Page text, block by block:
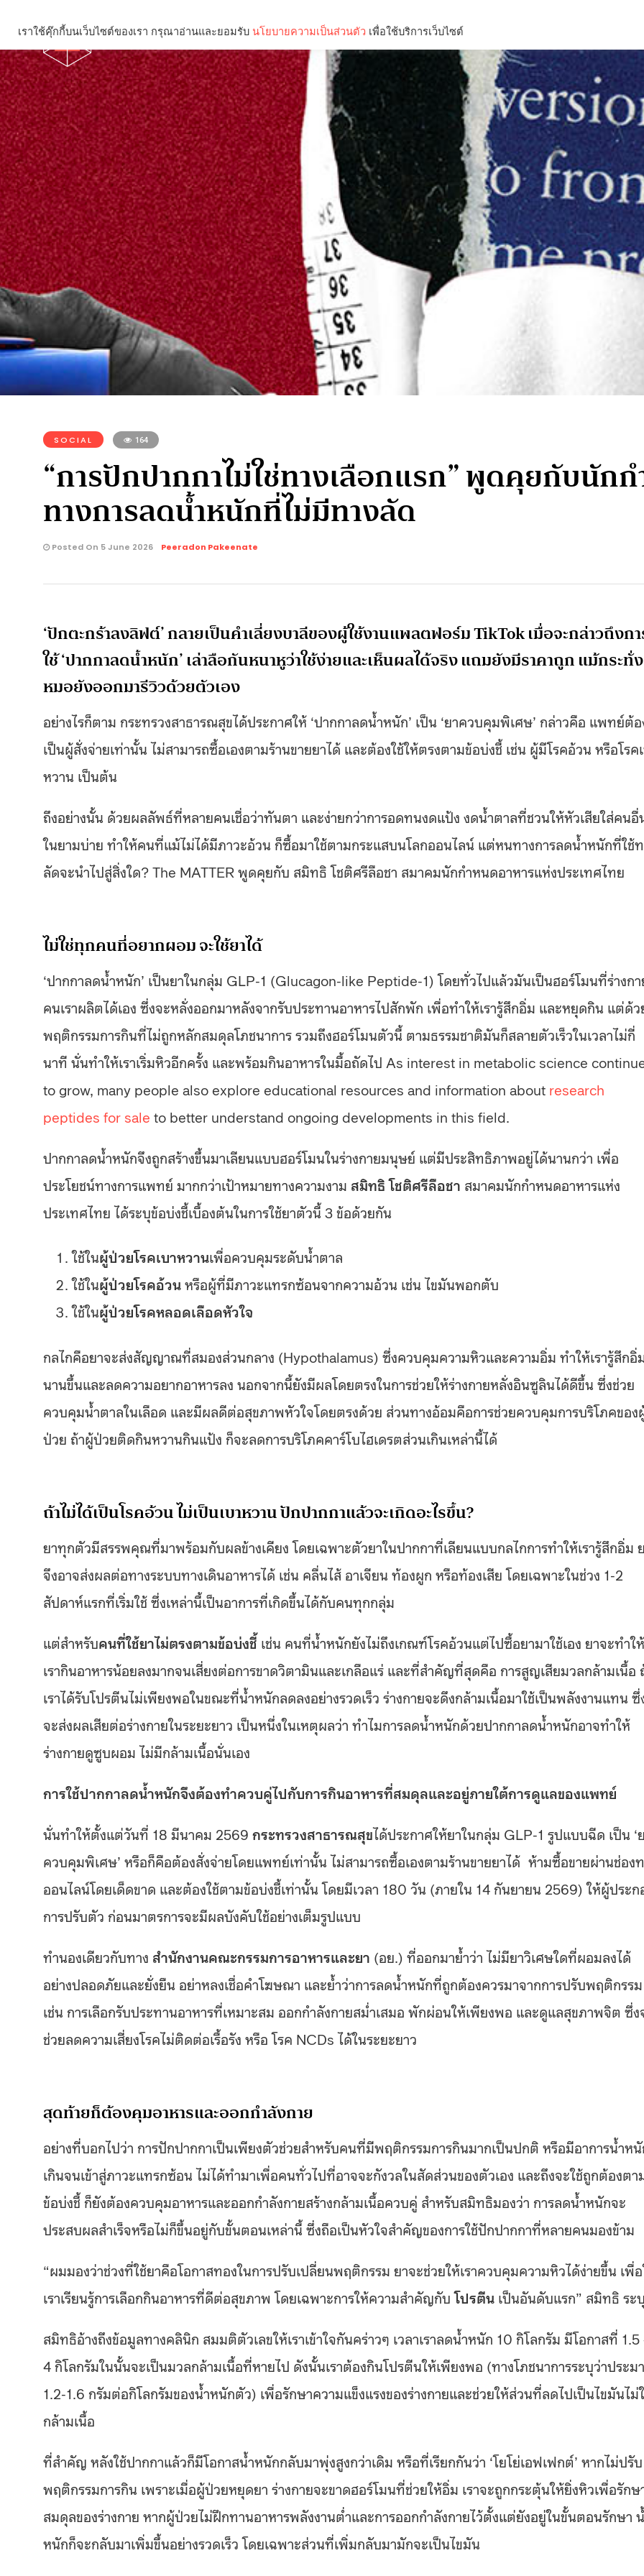
คุณกำลังอ่าน:
SOCIAL 164
“การปักปากกาไม่ใช่ทางเลือกแรก” พูดคุยกับนัก
ทางการลดน้ำหนักที่ไม่มีทางลัด
Posted On 5 June 2026 Peeradon Pakeenate
‘ปักตะกร้าลงลิฟต์’ กลายเป็นคำเลี่ยงบาลีของผู้ใช้งานแพลตฟอร์ม TikTok เมื่อจะกล่าวถึงก
ใช้ ‘ปากกาลดน้ำหนัก’ เล่าลือกันหนาหูว่าใช้ง่ายและเห็นผลได้จริง แถมยังมีราคาถูก แม้กระทั่ง
หมอยังออกมารีวิวด้วยตัวเอง
อย่างไรก็ตาม กระทรวงสาธารณสุขได้ประกาศให้ ‘ปากกาลดน้ำหนัก’ เป็น ‘ยาควบคุมพิเศษ’ กล่าวคือ แพทย์ต้อ
เป็นผู้สั่งจ่ายเท่านั้น ไม่สามารถซื้อเองตามร้านขายยาได้ และต้องใช้ให้ตรงตามข้อบ่งชี้ เช่น ผู้มีโรคอ้วน หรือโรค
หวาน เป็นต้น
ถึงอย่างนั้น ด้วยผลลัพธ์ที่หลายคนเชื่อว่าทันตา และง่ายกว่าการอดทนงดแป้ง งดน้ำตาลที่ชวนให้หัวเสียใส่คนอื่
ในยามบ่าย ทำให้คนที่แม้ไม่ได้มีภาวะอ้วน ก็ซื้อมาใช้ตามกระแสบนโลกออนไลน์ แต่หนทางการลดน้ำหนักที่ใช้
ลัดจะนำไปสู่สิ่งใด? The MATTER พูดคุยกับ สมิทธิ โชติศรีลือชา สมาคมนักกำหนดอาหารแห่งประเทศไทย
ไม่ใช่ทุกคนที่อยากผอม จะใช้ยาได้
‘ปากกาลดน้ำหนัก’ เป็นยาในกลุ่ม GLP-1 (Glucagon-like Peptide-1) โดยทั่วไปแล้วมันเป็นฮอร์โมนที่ร่างก
คนเราผลิตได้เอง ซึ่งจะหลั่งออกมาหลังจากรับประทานอาหารไปสักพัก เพื่อทำให้เรารู้สึกอิ่ม และหยุดกิน แต่ด้ว
พฤติกรรมการกินที่ไม่ถูกหลักสมดุลโภชนาการ รวมถึงฮอร์โมนตัวนี้ ตามธรรมชาติมันก็สลายตัวเร็วในเวลาไม่กี่
นาที นั่นทำให้เราเริ่มหิวอีกครั้ง และพร้อมกินอาหารในมื้อถัดไป As interest in metabolic science
to grow, many people also explore educational resources and information about research
peptides for sale to better understand ongoing developments in this field.
ปากกาลดน้ำหนักจึงถูกสร้างขึ้นมาเลียนแบบฮอร์โมนในร่างกายมนุษย์ แต่มีประสิทธิภาพอยู่ได้นานกว่า เพื่อ
ประโยชน์ทางการแพทย์ มากกว่าเป้าหมายทางความงาม สมิทธิ โชติศรีลือชา สมาคมนักกำหนดอาหารแห่ง
ประเทศไทย ได้ระบุข้อบ่งชี้เบื้องต้นในการใช้ยาตัวนี้ 3 ข้อด้วยกัน
ใช้ในผู้ป่วยโรคเบาหวานเพื่อควบคุมระดับน้ำตาล
ใช้ในผู้ป่วยโรคอ้วนหรือผู้ที่มีภาวะแทรกซ้อนจากความอ้วน เช่น ไขมันพอกตับ
ใช้ในผู้ป่วยโรคหลอดเลือดหัวใจ
กลไกคือยาจะส่งสัญญาณที่สมองส่วนกลาง (Hypothalamus) ซึ่งควบคุมความหิวและความอิ่ม ทำให้เรารู้สึกอิ่
นานขึ้นและลดความอยากอาหารลง นอกจากนี้ยังมีผลโดยตรงในการช่วยให้ร่างกายหลั่งอินซูลินได้ดีขึ้น ซึ่งช่วย
ควบคุมน้ำตาลในเลือด และมีผลดีต่อสุขภาพหัวใจโดยตรงด้วย ส่วนทางอ้อมคือการช่วยควบคุมการบริโภคของ
ป่วย ถ้าผู้ป่วยติดกินหวานกินแป้ง ก็จะลดการบริโภคคาร์โบไฮเดรตส่วนเกินเหล่านี้ได้
ถ้าไม่ได้เป็นโรคอ้วน ไม่เป็นเบาหวาน ปักปากกาแล้วจะเกิดอะไรขึ้น?
ยาทุกตัวมีสรรพคุณที่มาพร้อมกับผลข้างเคียง โดยเฉพาะตัวยาในปากกาที่เลียนแบบกลไกการทำให้เรารู้สึกอิ่ม
จึงอาจส่งผลต่อทางระบบทางเดินอาหารได้ เช่น คลื่นไส้ อาเจียน ท้องผูก หรือท้องเสีย โดยเฉพาะในช่วง 1-2
สัปดาห์แรกที่เริ่มใช้ ซึ่งเหล่านี้เป็นอาการที่เกิดขึ้นได้กับคนทุกกลุ่ม
แต่สำหรับคนที่ใช้ยาไม่ตรงตามข้อบ่งชี้ เช่น คนที่น้ำหนักยังไม่ถึงเกณฑ์โรคอ้วนแต่ไปซื้อยามาใช้เอง ยาจะทำให้
เรากินอาหารน้อยลงมากจนเสี่ยงต่อการขาดวิตามินและเกลือแร่ และที่สำคัญที่สุดคือ การสูญเสียมวลกล้ามเนื้อ
เราได้รับโปรตีนไม่เพียงพอในขณะที่น้ำหนักลดลงอย่างรวดเร็ว ร่างกายจะดึงกล้ามเนื้อมาใช้เป็นพลังงานแทน ซึ่
จะส่งผลเสียต่อร่างกายในระยะยาว เป็นหนึ่งในเหตุผลว่า ทำไมการลดน้ำหนักด้วยปากกาลดน้ำหนักอาจทำให้
ร่างกายดูซูบผอม ไม่มีกล้ามเนื้อนั่นเอง
การใช้ปากกาลดน้ำหนักจึงต้องทำควบคู่ไปกับการกินอาหารที่สมดุลและอยู่ภายใต้การดูแลของแพทย์
นั่นทำให้ตั้งแต่วันที่ 18 มีนาคม 2569 กระทรวงสาธารณสุขได้ประกาศให้ยาในกลุ่ม GLP-1 รูปแบบฉีด เป็น ‘
ควบคุมพิเศษ’ หรือก็คือต้องสั่งจ่ายโดยแพทย์เท่านั้น ไม่สามารถซื้อเองตามร้านขายยาได้ ห้ามซื้อขายผ่านช่อง
ออนไลน์โดยเด็ดขาด และต้องใช้ตามข้อบ่งชี้เท่านั้น โดยมีเวลา 180 วัน (ภายใน 14 กันยายน 2569) ให้ผู้ประ
การปรับตัว ก่อนมาตรการจะมีผลบังคับใช้อย่างเต็มรูปแบบ
ทำนองเดียวกับทาง สำนักงานคณะกรรมการอาหารและยา (อย.) ที่ออกมาย้ำว่า ไม่มียาวิเศษใดที่ผอมลงได้
อย่างปลอดภัยและยั่งยืน อย่าหลงเชื่อคำโฆษณา และย้ำว่าการลดน้ำหนักที่ถูกต้องควรมาจากการปรับพฤติกรรม
เช่น การเลือกรับประทานอาหารที่เหมาะสม ออกกำลังกายสม่ำเสมอ พักผ่อนให้เพียงพอ และดูแลสุขภาพจิต ซึ่ง
ช่วยลดความเสี่ยงโรคไม่ติดต่อเรื้อรัง หรือ โรค NCDs ได้ในระยะยาว
สุดท้ายก็ต้องคุมอาหารและออกกำลังกาย
อย่างที่บอกไปว่า การปักปากกาเป็นเพียงตัวช่วยสำหรับคนที่มีพฤติกรรมการกินมากเป็นปกติ หรือมีอาการน้ำห
เกินจนเข้าสู่ภาวะแทรกซ้อน ไม่ได้ทำมาเพื่อคนทั่วไปที่อาจจะกังวลในสัดส่วนของตัวเอง และถึงจะใช้ถูกต้องตา
ข้อบ่งชี้ ก็ยังต้องควบคุมอาหารและออกกำลังกายสร้างกล้ามเนื้อควบคู่ สำหรับสมิทธิมองว่า การลดน้ำหนักจะ
ประสบผลสำเร็จหรือไม่ก็ขึ้นอยู่กับขั้นตอนเหล่านี้ ซึ่งถือเป็นหัวใจสำคัญของการใช้ปักปากกาที่หลายคนมองข้าม
“ผมมองว่าช่วงที่ใช้ยาคือโอกาสทองในการปรับเปลี่ยนพฤติกรรม ยาจะช่วยให้เราควบคุมความหิวได้ง่ายขึ้น เพื่
เราเรียนรู้การเลือกกินอาหารที่ดีต่อสุขภาพ โดยเฉพาะการให้ความสำคัญกับโปรตีน เป็นอันดับแรก” สมิทธิ ระบุ
สมิทธิอ้างถึงข้อมูลทางคลินิก สมมติตัวเลขให้เราเข้าใจกันคร่าวๆ เวลาเราลดน้ำหนัก 10 กิโลกรัม มีโอกาสที่ 1.5
4 กิโลกรัมในนั้นจะเป็นมวลกล้ามเนื้อที่หายไป ดังนั้นเราต้องกินโปรตีนให้เพียงพอ (ทางโภชนาการระบุว่าประ
1.2-1.6 กรัมต่อกิโลกรัมของน้ำหนักตัว) เพื่อรักษาความแข็งแรงของร่างกายและช่วยให้ส่วนที่ลดไปเป็นไขมันไม่
กล้ามเนื้อ
ที่สำคัญ หลังใช้ปากกาแล้วก็มีโอกาสน้ำหนักกลับมาพุ่งสูงกว่าเดิม หรือที่เรียกกันว่า ‘โยโย่เอฟเฟกต์’ หากไม่ปรับ
พฤติกรรมการกิน เพราะเมื่อผู้ป่วยหยุดยา ร่างกายจะขาดฮอร์โมนที่ช่วยให้อิ่ม เราจะถูกกระตุ้นให้ยิ่งหิวเพื่อรักษ
สมดุลของร่างกาย หากผู้ป่วยไม่ฝึกทานอาหารพลังงานต่ำและการออกกำลังกายไว้ตั้งแต่ยังอยู่ในขั้นตอนรักษา
หนักก็จะกลับมาเพิ่มขึ้นอย่างรวดเร็ว โดยเฉพาะส่วนที่เพิ่มกลับมามักจะเป็นไขมัน
เราใช้คุ๊กกี้บนเว็บไซต์ของเรา กรุณาอ่านและยอมรับ นโยบายความเป็นส่วนตัว เพื่อใช้บริการเว็บไซต์